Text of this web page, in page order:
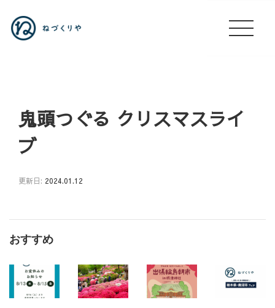
鬼頭つぐる クリスマスライ
ブ
更新日: 2024.01.12
認
知
ケ
ア
👴
おすすめ